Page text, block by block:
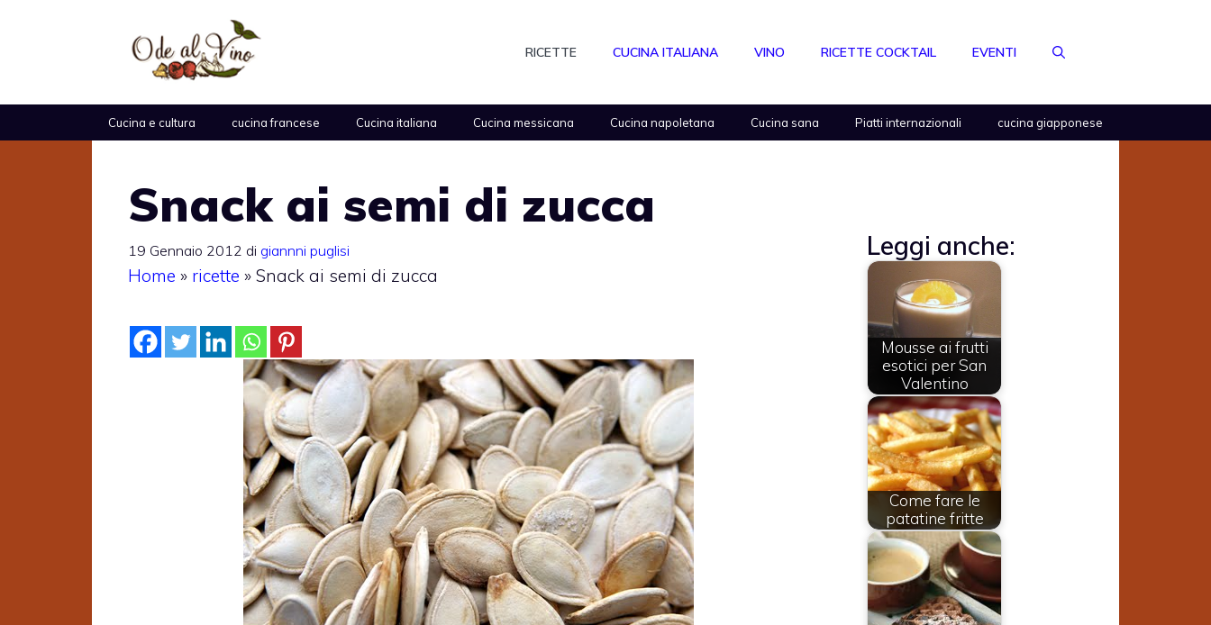
RICETTE CUCINA ITALIANA VINO RICETTE COCKTAIL EVENTI
Cucina e cultura cucina francese Cucina italiana Cucina messicana Cucina napoletana Cucina sana Piatti internazionali cucina giapponese
Snack ai semi di zucca
19 Gennaio 2012 di giannni puglisi
Home » ricette » Snack ai semi di zucca
Leggi anche:
Mousse ai frutti
esotici per San
Valentino
Come fare le
patatine fritte